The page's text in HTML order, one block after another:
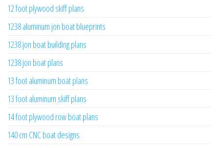
12 foot plywood skiff plans
1238 aluminum jon boat blueprints
1238 jon boat building plans
1238 jon boat plans
13 foot aluminum boat plans
13 foot aluminum skiff plans
14 foot plywood row boat plans
140 cm CNC boat designs